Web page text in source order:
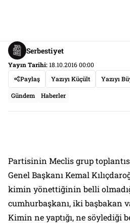
Serbestiyet
Yayın Tarihi:18.10.2016 00:00
Paylaş
Yazıyı Küçült Yazıyı
Gündem Haberler
Partisinin Meclis grup
Genel Başkanı Kemal
kimin yönettiğinin belli
cumhurbaşkanı, iki başbakan
Kimin ne yaptığı, ne söylediği